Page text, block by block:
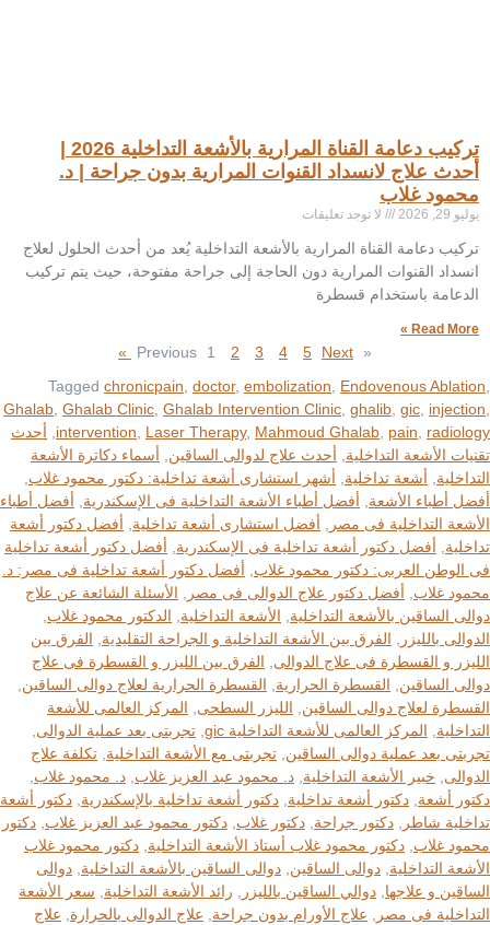
أحدث علاج لانسداد القنوات المرارية بدون جراحة | د.
محمود غلاب
يوليو 29, 2026 لا توجد تعليقات
تركيب دعامة القناة المرارية بالأشعة التداخلية يُعد من أحدث الحلول لعلاج
انسداد القنوات المرارية دون الحاجة إلى جراحة مفتوحة، حيث يتم تركيب
الدعامة باستخدام قسطرة
Read More »
« Previous
1 2 3 4 5
Next »
Tagged chronicpain, doctor, embolization, Endovenous Ablation,
Ghalab, Ghalab Clinic, Ghalab Intervention Clinic, ghalib, gic, injection,
intervention, Laser Therapy, Mahmoud Ghalab, pain, radiology
, أحدث
تقنيات الأشعة التداخلية, أحدث علاج لدوالى الساقين, أسماء دكاترة الأشعة
التداخلية, أشعة تداخلية, أشهر استشارى أشعة تداخلية: دكتور محمود غلاب,
أفضل أطباء الأشعة, أفضل أطباء الأشعة التداخلية فى الإسكندرية, أفضل أطباء
الأشعة التداخلية فى مصر , أفضل استشارى أشعة تداخلية, أفضل دكتور أشعة
تداخلية, أفضل دكتور أشعة تداخلية فى الإسكندرية, أفضل دكتور أشعة تداخلية
فى الوطن العربى: دكتور محمود غلاب, أفضل دكتور أشعة تداخلية فى مصر: د.
محمود غلاب, أفضل دكتور علاج الدوالى فى مصر , الأسئلة الشائعة عن علاج
دوالى الساقين بالأشعة التداخلية, الأشعة التداخلية, الدكتور محمود غلاب,
الدوالى بالليزر , الفرق بين الأشعة التداخلية و الجراحة التقليدية, الفرق بين
الليزر و القسطرة فى علاج الدوالى, الفرق بين الليزر و القسطرة فى علاج
دوالى الساقين, القسطرة الحرارية, القسطرة الحرارية لعلاج دوالى الساقين,
القسطرة لعلاج دوالى الساقين, الليزر السطحى, المركز العالمى للأشعة
التداخلية, المركز العالمى للأشعة التداخلية gic , تجربتى بعد عملية الدوالى,
تجربتى بعد عملية دوالى الساقين, تجربتى مع الأشعة التداخلية, تكلفة علاج
الدوالى, خبير الأشعة التداخلية, د. محمود عبد العزيز غلاب, د. محمود غلاب,
دكتور أشعة, دكتور أشعة تداخلية, دكتور أشعة تداخلية بالإسكندرية, دكتور أشعة
تداخلية شاطر , دكتور جراحة, دكتور غلاب, دكتور محمود عبد العزيز غلاب, دكتور
محمود غلاب, دكتور محمود غلاب أستاذ الأشعة التداخلية, دكتور محمود غلاب
الأشعة التداخلية, دوالى الساقين, دوالى الساقين بالأشعة التداخلية, دوالى
الساقين و علاجها, دوالي الساقين بالليزر , رائد الأشعة التداخلية, سعر الأشعة
التداخلية فى مصر , علاج الأورام بدون جراحة, علاج الدوالى بالحرارة, علاج